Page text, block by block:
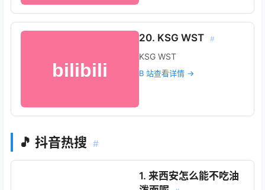
20. KSG WST #
KSG WST
B 站查看详情 →
🎵 抖音热搜 #
1. 来西安怎么能不吃油